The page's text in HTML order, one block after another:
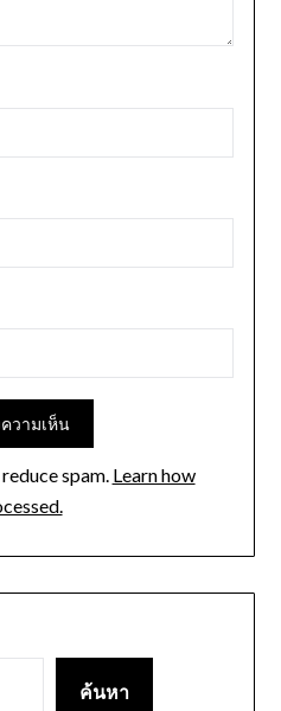
spam. Learn how
ค้นหา